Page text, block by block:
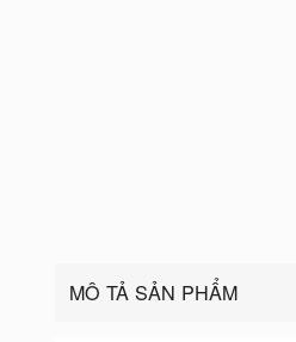
MÔ TẢ SẢN PHẨM